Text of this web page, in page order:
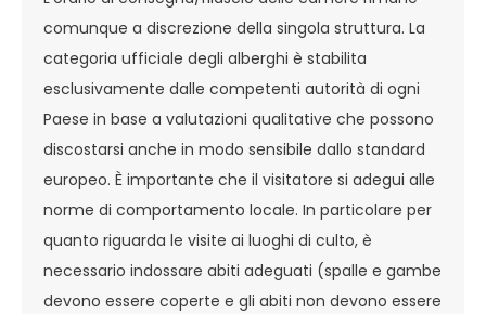
comunque a discrezione della singola struttura. La
categoria ufficiale degli alberghi è stabilita
esclusivamente dalle competenti autorità di ogni
Paese in base a valutazioni qualitative che possono
discostarsi anche in modo sensibile dallo standard
europeo. È importante che il visitatore si adegui alle
norme di comportamento locale. In particolare per
quanto riguarda le visite ai luoghi di culto, è
necessario indossare abiti adeguati (spalle e gambe
devono essere coperte e gli abiti non devono essere